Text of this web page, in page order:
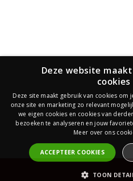
Deze website
cookies
Deze site maakt gebruik van cookies om
onze site en marketing zo relevant
we eigen cookies en cookies van
bezoeken te analyseren en jouw
Meer over ons
ACCEPTEER COOKIES
TOON